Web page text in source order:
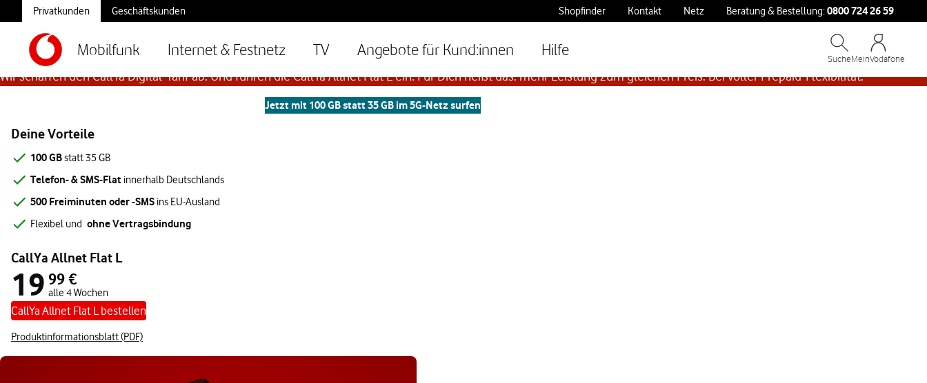
Privatkunden Geschäftskunden Shopfinder Kontakt Netz Beratung & Bestellung:0800 724 26 59
Mobilfunk Internet & Festnetz TV Angebote für Kund:innen Hilfe SucheMeinVodafone
Aus CallYa Digital wird CallYa Allnet Flat L: mehr Leistung zum gleichen Preis
Wir schaffen den CallYa Digital-Tarif ab. Und führen die CallYa Allnet Flat L ein. Für Dich heißt das: mehr Leistung zum gleichen Preis. Bei voller Prepaid-Flexibilität.
Jetzt mit 100 GB statt 35 GB im 5G-Netz surfen
Deine Vorteile
100 GBstatt 35 GB
Telefon- & SMS-Flat innerhalb Deutschlands
500 Freiminuten oder -SMS ins EU-Ausland
Flexibel und ohne Vertragsbindung
CallYa Allnet Flat L
19 99 €
alle 4 Wochen
CallYa Allnet Flat L bestellen
Produktinformationsblatt (PDF)